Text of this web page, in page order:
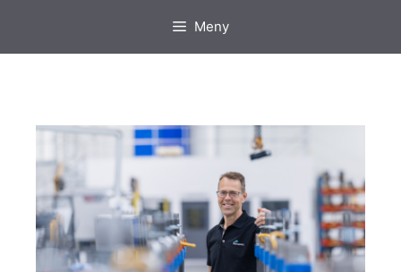
innehåll
Meny